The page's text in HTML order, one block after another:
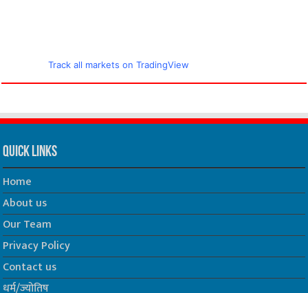
Track all markets on TradingView
Quick Links
Home
About us
Our Team
Privacy Policy
Contact us
धर्म/ज्योतिष